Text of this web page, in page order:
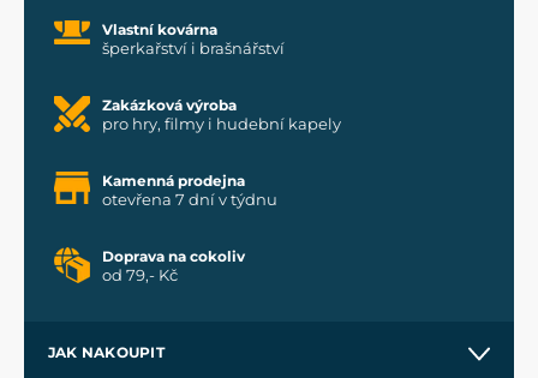
Vlastní kovárna
šperkařství i brašnářství
Zakázková výroba
pro hry, filmy i hudební kapely
Kamenná prodejna
otevřena 7 dní v týdnu
Doprava na cokoliv
od 79,- Kč
JAK NAKOUPIT